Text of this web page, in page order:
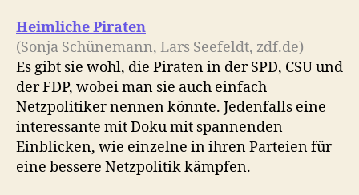
Heimliche Piraten
(Sonja Schünemann, Lars Seefeldt, zdf.de)
Es gibt sie wohl, die Piraten in der SPD, CSU und
der FDP, wobei man sie auch einfach
Netzpolitiker nennen könnte. Jedenfalls eine
interessante mit Doku mit spannenden
Einblicken, wie einzelne in ihren Parteien für
eine bessere Netzpolitik kämpfen.